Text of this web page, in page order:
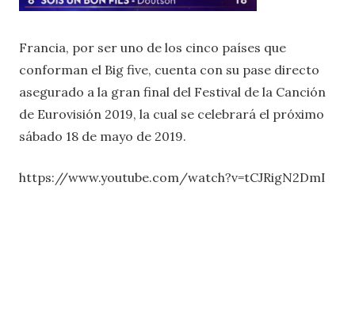
Francia, por ser uno de los cinco países que
conforman el Big five, cuenta con su pase directo
asegurado a la gran final del Festival de la Canción
de Eurovisión 2019, la cual se celebrará el próximo
sábado 18 de mayo de 2019.
https://www.youtube.com/watch?v=tCJRigN2DmI